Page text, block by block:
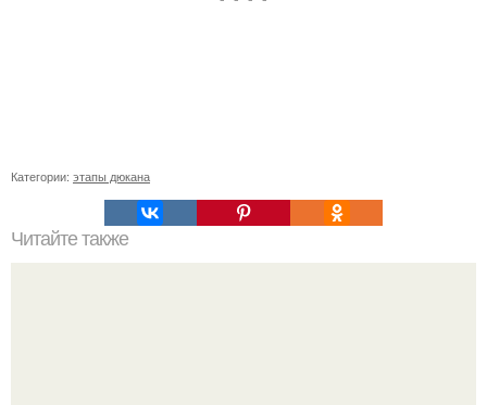
Категории: этапы дюкана
Читайте также